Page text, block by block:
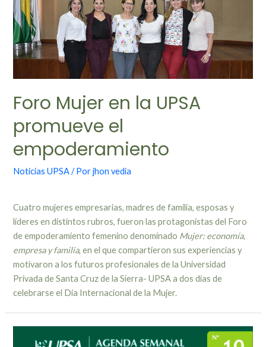
Foro Mujer en la UPSA
promueve el
empoderamiento
Noticias UPSA/ Porjhon vedia
Cuatro mujeres empresarias, madres de familia, esposas y
líderes en distintos rubros, fueron las protagonistas del Foro
de empoderamiento femenino denominado Mujer: economía,
empresa y familia, en el que compartieron sus experiencias y
motivaron a los futuros profesionales de la Universidad
Privada de Santa Cruz de la Sierra- UPSA a dos días de
celebrarse el Día Internacional de la Mujer.